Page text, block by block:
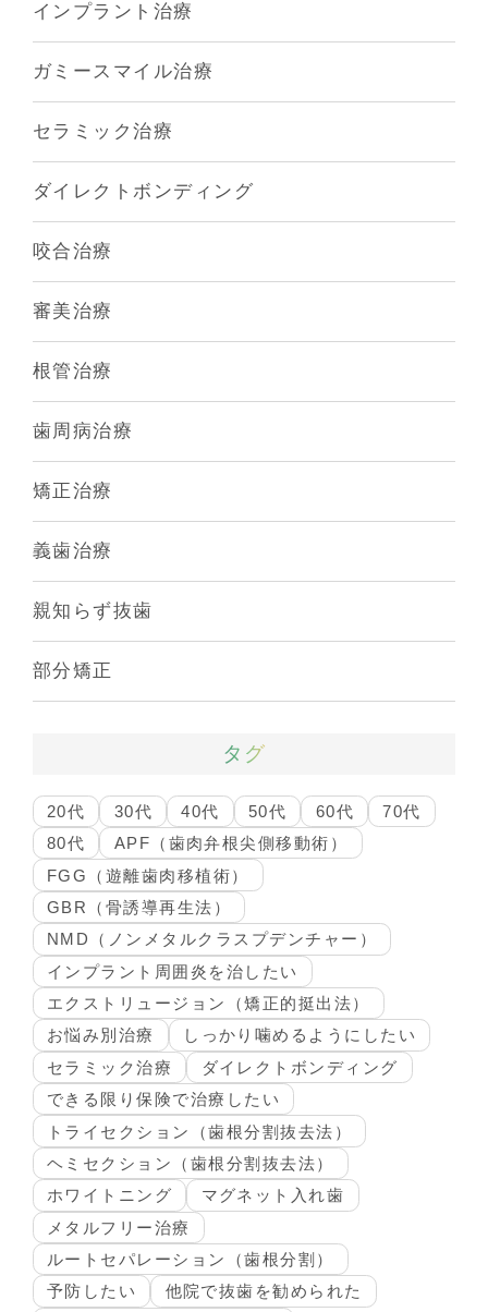
インプラント治療
ガミースマイル治療
セラミック治療
ダイレクトボンディング
咬合治療
審美治療
根管治療
歯周病治療
矯正治療
義歯治療
親知らず抜歯
部分矯正
タグ
20代 30代 40代 50代 60代
70代
80代
APF（歯肉弁根尖側移動術）
FGG（遊離歯肉移植術）
GBR（骨誘導再生法）
NMD（ノンメタルクラスプデンチャー）
インプラント周囲炎を治したい
エクストリュージョン（矯正的挺出法）
お悩み別治療
しっかり噛めるようにしたい
セラミック治療
ダイレクトボンディング
できる限り保険で治療したい
トライセクション（歯根分割抜去法）
ヘミセクション（歯根分割抜去法）
ホワイトニング
マグネット入れ歯
メタルフリー治療
ルートセパレーション（歯根分割）
予防したい
他院で抜歯を勧められた